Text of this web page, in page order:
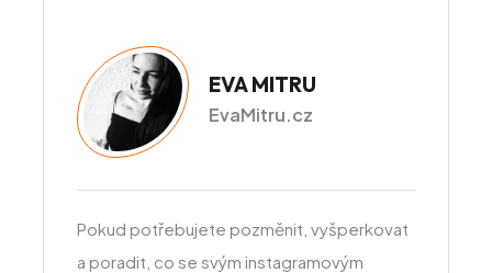
EVA MITRU
EvaMitru.cz
Pokud potřebujete pozměnit, vyšperkovat
a poradit, co se svým instagramovým